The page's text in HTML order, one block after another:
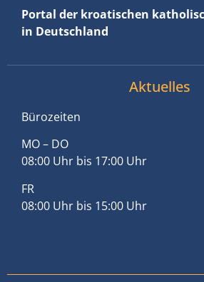
Portal der kroatischen
in Deutschland
Aktuelles
Bürozeiten
MO – DO
08:00 Uhr bis 17:00 Uhr
FR
08:00 Uhr bis 15:00 Uhr